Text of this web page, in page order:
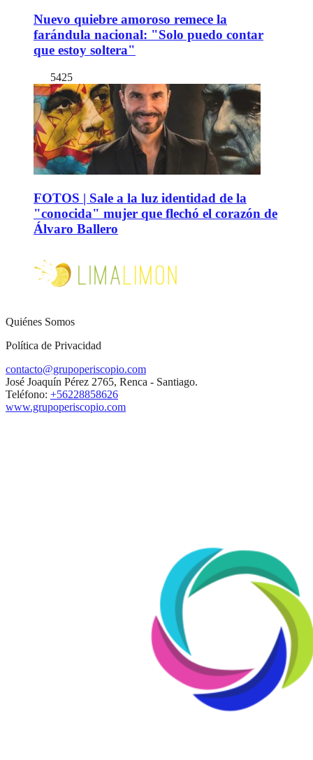
Nuevo quiebre amoroso remece la
farándula nacional: "Solo puedo contar
que estoy soltera"
5425
FOTOS | Sale a la luz identidad de la
"conocida" mujer que flechó el corazón de
Álvaro Ballero
Quiénes Somos
Política de Privacidad
contacto@grupoperiscopio.com
José Joaquín Pérez 2765, Renca - Santiago.
Teléfono: +56228858626
www.grupoperiscopio.com